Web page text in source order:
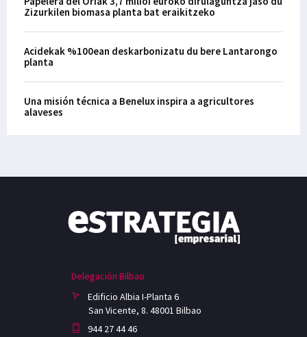
Zizurkilen biomasa planta bat eraikitzeko
Acidekak %100ean deskarbonizatu du bere Lantarongo
planta
Una misión técnica a Benelux inspira a agricultores
alaveses
Delegación Bilbao
Edificio Albia I-Planta 6
San Vicente, 8. 48001 Bilbao
944 27 44 46